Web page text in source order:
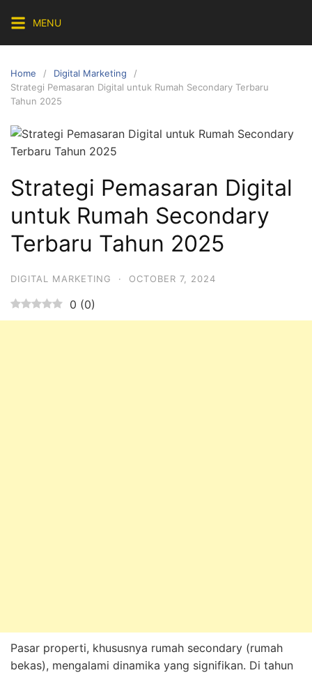
content
MENU
Home
Digital Marketing
Strategi Pemasaran Digital untuk Rumah Secondary Terbaru
Tahun 2025
Strategi Pemasaran Digital
untuk Rumah Secondary
Terbaru Tahun 2025
DIGITAL MARKETING · OCTOBER 7, 2024
0 (0)
Pasar properti, khususnya rumah secondary (rumah
bekas), mengalami dinamika yang signifikan. Di tahun